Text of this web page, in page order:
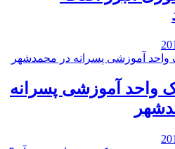
یک واحد آموزشی پسرانه